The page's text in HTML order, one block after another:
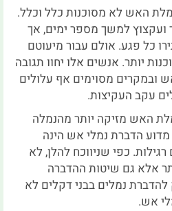
האש לא מסוכנות כלל וכלל.
ועקצוץ למשך מספר ימים, אך
כל פגע. אולם עבור מיעוטם
יותר. אנשים אלו יחוו תגובה
ובמקרים מסוימים אף עלולים
עקב העקיצות.
האש מזיקה יותר מהנמלה
מדוע הדברת נמלי אש הינה
כפי שניווכח להלן, לא
אלא גם שיטות ההדברה
נמלים בבני דקלים לא
אש.